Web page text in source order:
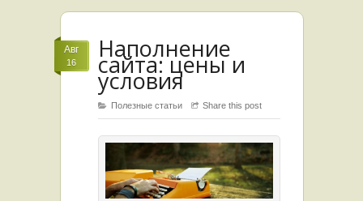
Авг
16 Наполнение
сайта: цены и
условия
Полезные статьи Share this post